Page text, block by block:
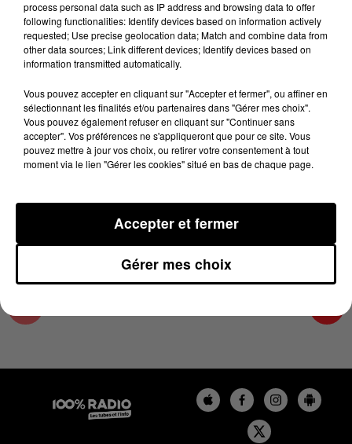
100%
100% Radio l'agenda du sud Tarn
27 mars 2025 - 1 min 13 sec
L'AGENDA DU SUD TARN DU 27/03/2025 À
10H42
L'AGENDA DU SUD TARN
process personal data such as IP address and browsing data to offer
following functionalities: Identify devices based on information actively
requested; Use precise geolocation data; Match and combine data from
other data sources; Link different devices; Identify devices based on
information transmitted automatically.
Vous pouvez accepter en cliquant sur "Accepter et fermer", ou affiner en
sélectionnant les finalités et/ou partenaires dans "Gérer mes choix".
Vous pouvez également refuser en cliquant sur "Continuer sans
accepter". Vos préférences ne s'appliqueront que pour ce site. Vous
pouvez mettre à jour vos choix, ou retirer votre consentement à tout
moment via le lien "Gérer les cookies" situé en bas de chaque page.
Gérer mes choix
Accepter et fermer